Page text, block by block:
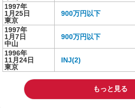
1997年
1月25日
東京
900万円以下
1997年
1月7日
中山
900万円以下
1996年
11月24日
東京
INJ(2)
もっと見る